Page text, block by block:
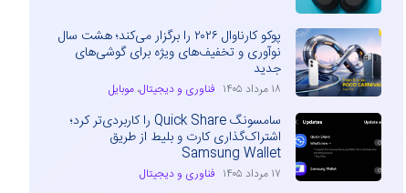
پوکو کارناوال ۲۰۲۶ را برگزار می‌کند؛ هشت سال
نوآوری و تخفیف‌های ویژه برای گوشی‌های
جدید
۱۸ مرداد ۱۴۰۵ فناوری و دیجیتال،موبایل
سامسونگ Quick Share را کاربردی‌تر کرد؛
اشتراک‌گذاری کارت و بلیط از طریق
Samsung Wallet
۱۷ مرداد ۱۴۰۵ فناوری و دیجیتال